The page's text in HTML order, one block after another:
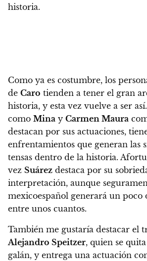
historia.
Como ya es costumbre, los
de Caro tienden a tener el gran
historia, y esta vez vuelve a ser así.
como Mina y Carmen Maura
destacan por sus actuaciones,
enfrentamientos que generan las
tensas dentro de la historia.
vez Suárez destaca por su
interpretación, aunque
mexicoespañol generará un poco
entre unos cuantos.
También me gustaría destacar el
Alejandro Speitzer, quien se
galán, y entrega una actuación